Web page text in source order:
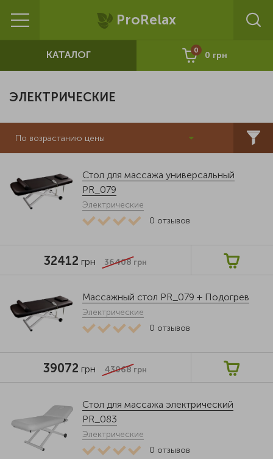
ProRelax
КАТАЛОГ 0 0 грн
ЭЛЕКТРИЧЕСКИЕ
По возрастанию цены
Стол для массажа универсальный
PR_079
Электрические
0 отзывов
32412 грн 36408 грн
Массажный стол PR_079 + Подогрев
Электрические
0 отзывов
39072 грн 43068 грн
Стол для массажа электрический
PR_083
Электрические
0 отзывов